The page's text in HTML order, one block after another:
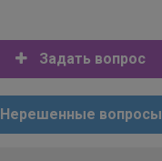
Задать вопрос
Нерешенные вопросы